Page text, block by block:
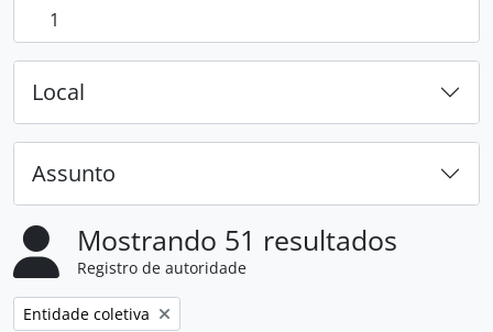
, 1 resultados
1
Local
Assunto
Mostrando 51 resultados
Registro de autoridade
Remover filtro:
Entidade coletiva